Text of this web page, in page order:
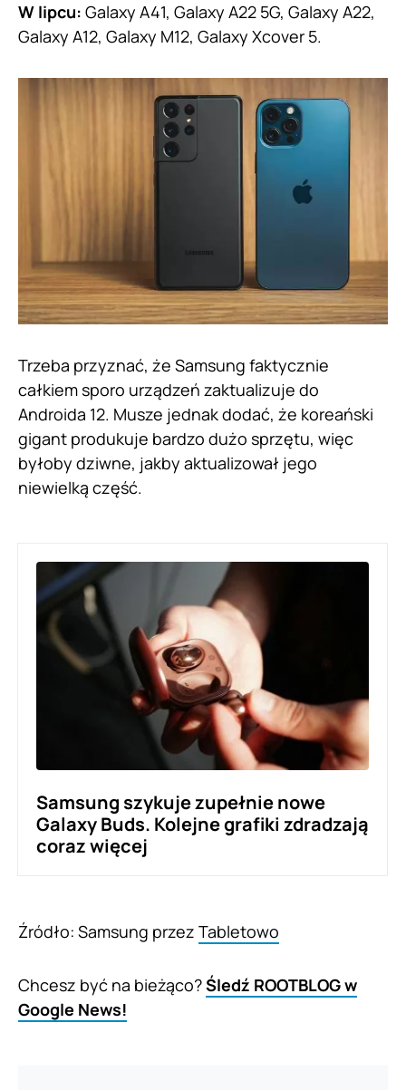
W lipcu: Galaxy A41, Galaxy A22 5G, Galaxy A22,
Galaxy A12, Galaxy M12, Galaxy Xcover 5.
Trzeba przyznać, że Samsung faktycznie
całkiem sporo urządzeń zaktualizuje do
Androida 12. Musze jednak dodać, że koreański
gigant produkuje bardzo dużo sprzętu, więc
byłoby dziwne, jakby aktualizował jego
niewielką część.
Samsung szykuje zupełnie nowe
Galaxy Buds. Kolejne grafiki zdradzają
coraz więcej
Źródło: Samsung przez Tabletowo
Chcesz być na bieżąco?Śledź ROOTBLOG w
Google News!